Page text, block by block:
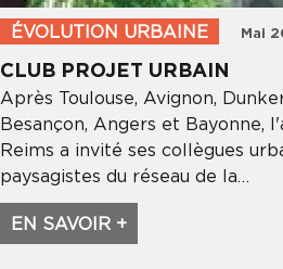
ÉVOLUTION URBAINE Mai
CLUB PROJET URBAIN
Après Toulouse, Avignon,
Besançon, Angers et Bayonne,
Reims a invité ses collègues
paysagistes du réseau de la…
EN SAVOIR +